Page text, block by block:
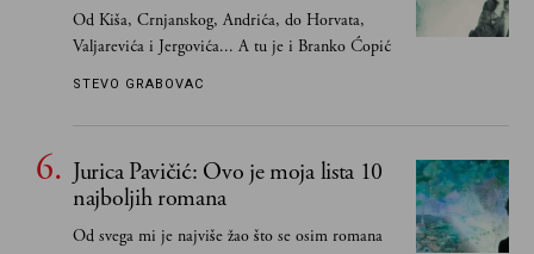
Od Kiša, Crnjanskog, Andrića, do Horvata,
Valjarevića i Jergovića... A tu je i Branko Ćopić
STEVO GRABOVAC
Jurica Pavičić: Ovo je moja lista 10
najboljih romana
Od svega mi je najviše žao što se osim romana